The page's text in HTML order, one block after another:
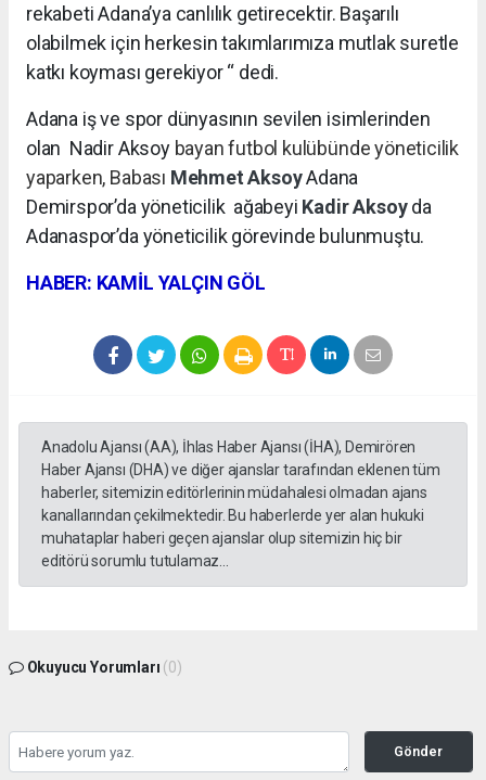
rekabeti Adana’ya canlılık getirecektir. Başarılı
olabilmek için herkesin takımlarımıza mutlak suretle
katkı koyması gerekiyor “ dedi.
Adana iş ve spor dünyasının sevilen isimlerinden
olan Nadir Aksoy bayan futbol kulübünde yöneticilik
yaparken, Babası Mehmet AksoyAdana
Demirspor’da yöneticilik ağabeyi Kadir Aksoyda
Adanaspor’da yöneticilik görevinde bulunmuştu.
HABER: KAMİL YALÇIN GÖL
Anadolu Ajansı (AA), İhlas Haber Ajansı (İHA), Demirören
Haber Ajansı (DHA) ve diğer ajanslar tarafından eklenen tüm
haberler, sitemizin editörlerinin müdahalesi olmadan ajans
kanallarından çekilmektedir. Bu haberlerde yer alan hukuki
muhataplar haberi geçen ajanslar olup sitemizin hiç bir
editörü sorumlu tutulamaz...
Okuyucu Yorumları (0)
Gönder